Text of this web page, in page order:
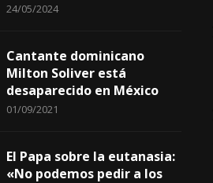
24/05/2024
Cantante dominicano
Milton Soliver está
desaparecido en México
01/09/2021
El Papa sobre la eutanasia:
«No podemos pedir a los